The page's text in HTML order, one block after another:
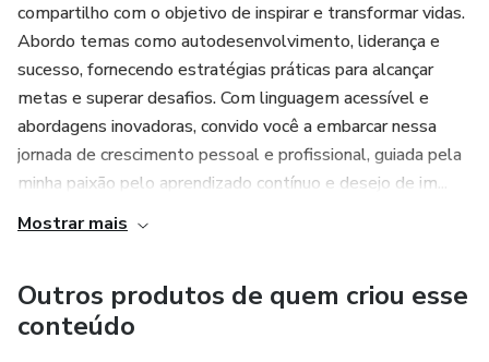
compartilho com o objetivo de inspirar e transformar vidas.
Abordo temas como autodesenvolvimento, liderança e
sucesso, fornecendo estratégias práticas para alcançar
metas e superar desafios. Com linguagem acessível e
abordagens inovadoras, convido você a embarcar nessa
jornada de crescimento pessoal e profissional, guiada pela
minha paixão pelo aprendizado contínuo e desejo de im...
Mostrar mais
Outros produtos de quem criou esse
conteúdo